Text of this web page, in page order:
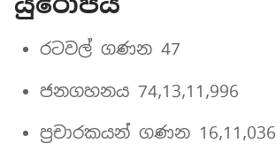
රටවල් ගණන 47
ජනගහනය 74,13,11,996
ප්‍රචාරකයන් ගණන 16,11,036